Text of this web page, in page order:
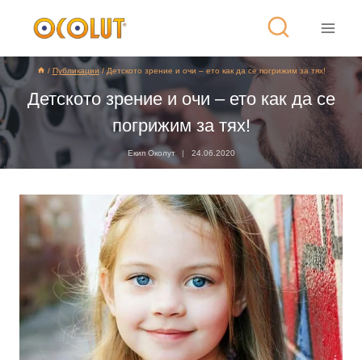
/ Публикации / Детското зрение и очи – ето как да се погрижим за тях!
Детското зрение и очи – ето как да се
погрижим за тях!
Екип Околут 24.06.2020